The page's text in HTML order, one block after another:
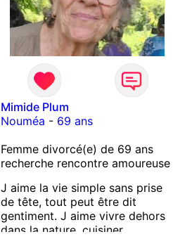
Mimide Plum
Nouméa - 69 ans
Femme divorcé(e) de 69 ans
recherche rencontre amoureuse
J aime la vie simple sans prise
de tête, tout peut être dit
gentiment. J aime vivre dehors
dans la nature, cuisiner,